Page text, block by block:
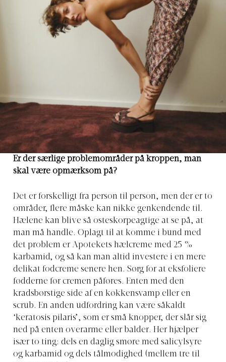
Er der særlige problemområder på kroppen, man
skal være opmærksom på?
Det er forskelligt fra person til person, men der er to
områder, flere måske kan nikke genkendende til.
Hælene kan blive så osteskorpeagtige at se på, at
man må handle. Oplagt til at komme i bund med
det problem er Apotekets hælcreme med 25 %
karbamid, og så kan man altid investere i en mere
delikat fodcreme senere hen. Sørg for at eksfoliere
fødderne før cremen påføres. Enten med den
kradsbørstige side af en køkkensvamp eller en
scrub. En anden udfordring kan være såkaldt
‘keratosis pilaris’, som er små knopper, der slår sig
ned på enten overarme eller balder. Her hjælper
især to ting: dels en daglig smøre med salicylsyre
og karbamid og dels tålmodighed (mellem tre til